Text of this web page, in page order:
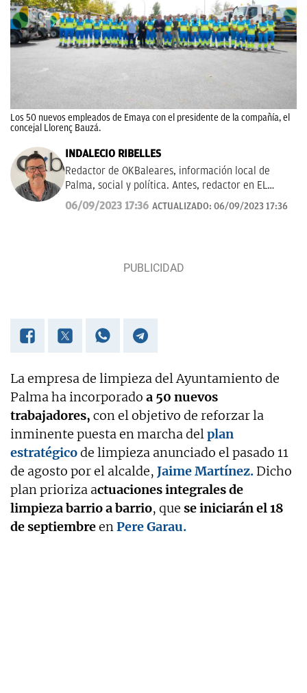
Los 50 nuevos empleados de Emaya con el presidente de la compañía, el
concejal Llorenç Bauzá.
INDALECIO RIBELLES
Redactor de OKBaleares, información local de
Palma, social y política. Antes, redactor en EL
MUNDO/ Baleares durante 20 años.
06/09/2023 17:36 ACTUALIZADO: 06/09/2023 17:36
La empresa de limpieza del Ayuntamiento de
Palma ha incorporado a 50 nuevos
trabajadores, con el objetivo de reforzar la
inminente puesta en marcha delplan
estratégicode limpieza anunciado el pasado 11
de agosto por el alcalde, Jaime Martínez. Dicho
plan prioriza actuaciones integrales de
limpieza barrio a barrio, que se iniciarán el 18
de septiembreenPere Garau.